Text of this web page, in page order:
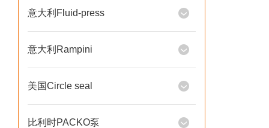
意大利Fluid-press
意大利Rampini
美国Circle seal
比利时PACKO泵